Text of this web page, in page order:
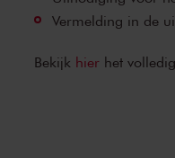
Vermelding in de
Bekijk hierhet